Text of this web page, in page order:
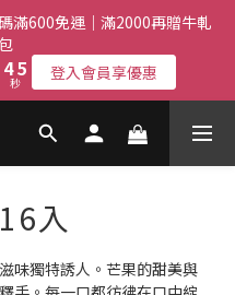
滿600免運｜滿2000再贈牛軋
6
5
4
3
0
6
4
3
0
秒 登入會員享優惠
入
味獨特誘人。芒果的甜美與